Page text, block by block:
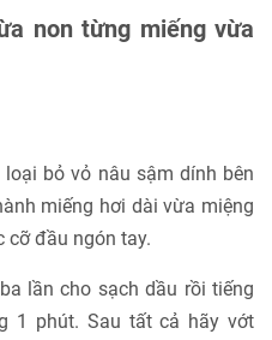
non từng miếng vừa
bỏ vỏ nâu sậm dính bên
miếng hơi dài vừa miệng
cỡ đầu ngón tay.
lần cho sạch dầu rồi tiếng
1 phút. Sau tất cả hãy vớt